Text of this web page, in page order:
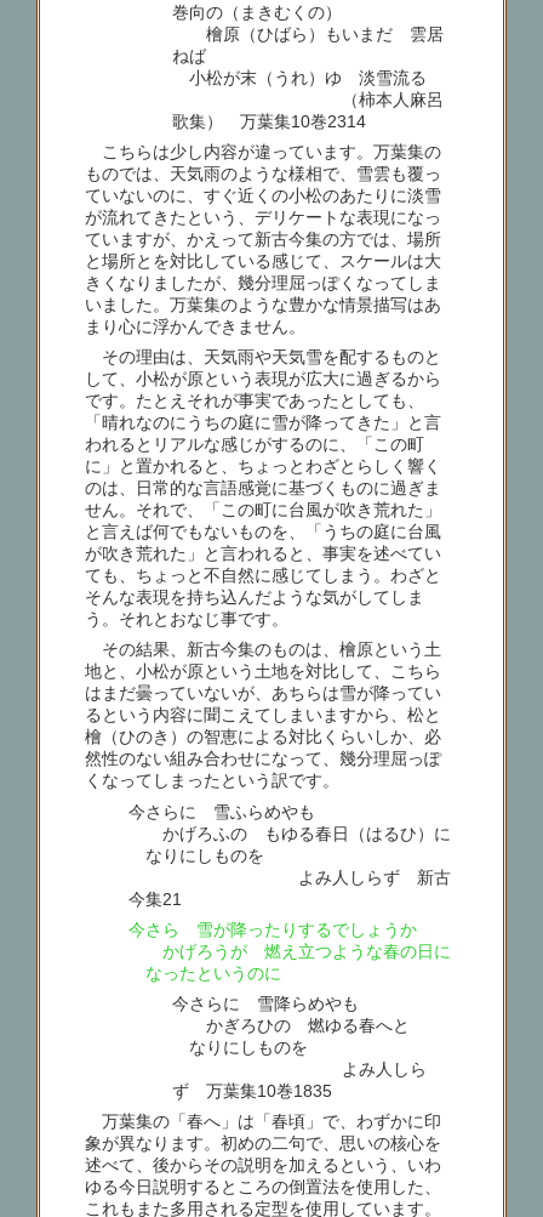
巻向の（まきむくの）
檜原（ひばら）もいまだ 雲居
ねば
小松が末（うれ）ゆ 淡雪流る
（柿本人麻呂
歌集） 万葉集10巻2314
こちらは少し内容が違っています。万葉集の
ものでは、天気雨のような様相で、雪雲も覆っ
ていないのに、すぐ近くの小松のあたりに淡雪
が流れてきたという、デリケートな表現になっ
ていますが、かえって新古今集の方では、場所
と場所とを対比している感じて、スケールは大
きくなりましたが、幾分理屈っぽくなってしま
いました。万葉集のような豊かな情景描写はあ
まり心に浮かんできません。
その理由は、天気雨や天気雪を配するものと
して、小松が原という表現が広大に過ぎるから
です。たとえそれが事実であったとしても、
「晴れなのにうちの庭に雪が降ってきた」と言
われるとリアルな感じがするのに、「この町
に」と置かれると、ちょっとわざとらしく響く
のは、日常的な言語感覚に基づくものに過ぎま
せん。それで、「この町に台風が吹き荒れた」
と言えば何でもないものを、「うちの庭に台風
が吹き荒れた」と言われると、事実を述べてい
ても、ちょっと不自然に感じてしまう。わざと
そんな表現を持ち込んだような気がしてしま
う。それとおなじ事です。
その結果、新古今集のものは、檜原という土
地と、小松が原という土地を対比して、こちら
はまだ曇っていないが、あちらは雪が降ってい
るという内容に聞こえてしまいますから、松と
檜（ひのき）の智恵による対比くらいしか、必
然性のない組み合わせになって、幾分理屈っぽ
くなってしまったという訳です。
今さらに 雪ふらめやも
かげろふの もゆる春日（はるひ）に
なりにしものを
よみ人しらず 新古
今集21
今さら 雪が降ったりするでしょうか
かげろうが 燃え立つような春の日に
なったというのに
今さらに 雪降らめやも
かぎろひの 燃ゆる春へと
なりにしものを
よみ人しら
ず 万葉集10巻1835
万葉集の「春へ」は「春頃」で、わずかに印
象が異なります。初めの二句で、思いの核心を
述べて、後からその説明を加えるという、いわ
ゆる今日説明するところの倒置法を使用した、
これもまた多用される定型を使用しています。